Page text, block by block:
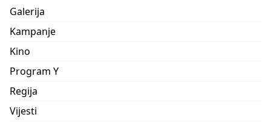
Galerija
Kampanje
Kino
Program Y
Regija
Vijesti